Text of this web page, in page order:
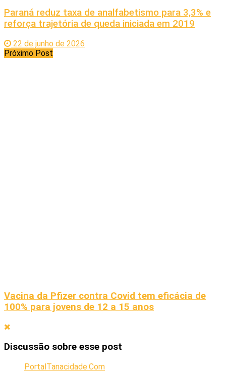
Paraná reduz taxa de analfabetismo para 3,3% e
reforça trajetória de queda iniciada em 2019
22 de junho de 2026
Próximo Post
Vacina da Pfizer contra Covid tem eficácia de
100% para jovens de 12 a 15 anos
Discussão sobre esse post
PortalTanacidade.Com